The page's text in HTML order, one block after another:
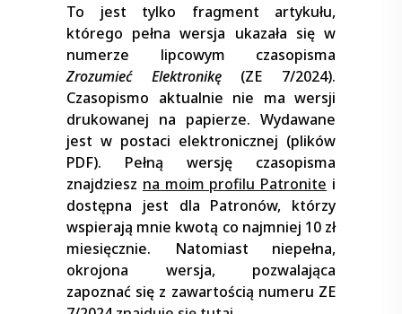
To jest tylko fragment artykułu,
którego pełna wersja ukazała się w
numerze lipcowym czasopisma
Zrozumieć Elektronikę(ZE 7/2024).
Czasopismo aktualnie nie ma wersji
drukowanej na papierze. Wydawane
jest w postaci elektronicznej (plików
PDF). Pełną wersję czasopisma
znajdziesz na moim profilu Patronite i
dostępna jest dla Patronów, którzy
wspierają mnie kwotą co najmniej 10 zł
miesięcznie. Natomiast niepełna,
okrojona wersja, pozwalająca
zapoznać się z zawartością numeru ZE